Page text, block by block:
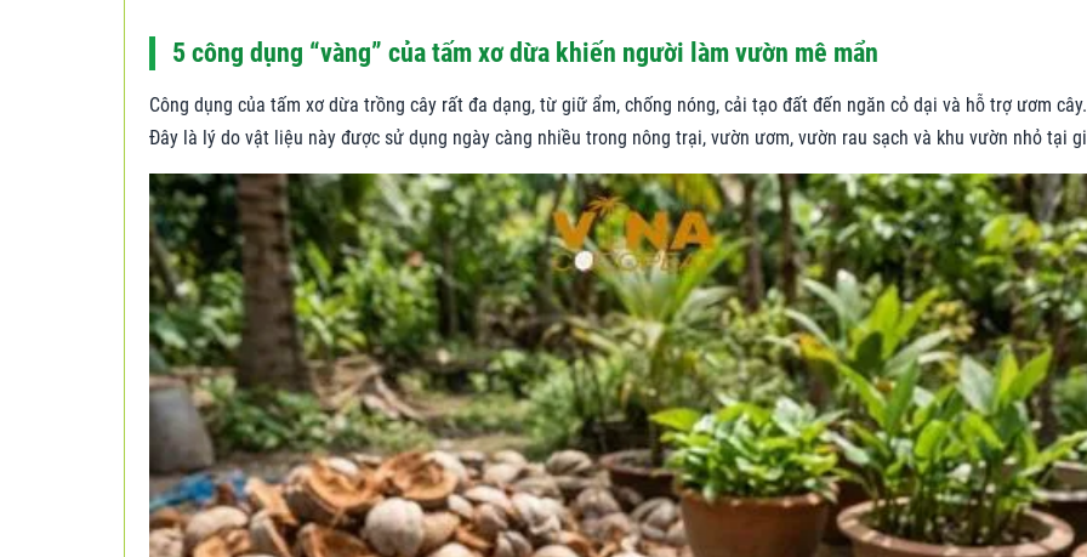
5 công dụng “vàng” của tấm xơ dừa khiến người làm vườn mê mẩn
Công dụng của tấm xơ dừa trồng cây rất đa dạng, từ giữ ẩm, chống nóng, cải tạo đất đến ngăn cỏ dại và hỗ trợ ươm cây.
Đây là lý do vật liệu này được sử dụng ngày càng nhiều trong nông trại, vườn ươm, vườn rau sạch và khu vườn nhỏ tại